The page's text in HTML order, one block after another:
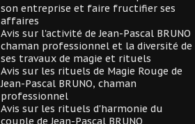
son entreprise et faire fructifier ses
affaires
Avis sur l'activité de Jean-Pascal BRUNO
chaman professionnel et la diversité de
ses travaux de magie et rituels
Avis sur les rituels de Magie Rouge de
Jean-Pascal BRUNO, chaman
professionnel
Avis sur les rituels d'harmonie du
couple de Jean-Pascal BRUNO